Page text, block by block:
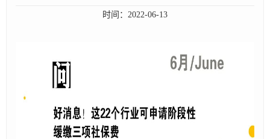
时间： 2022-06-13